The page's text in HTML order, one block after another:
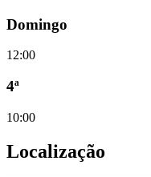
Domingo
12:00
4ª
10:00
Localização